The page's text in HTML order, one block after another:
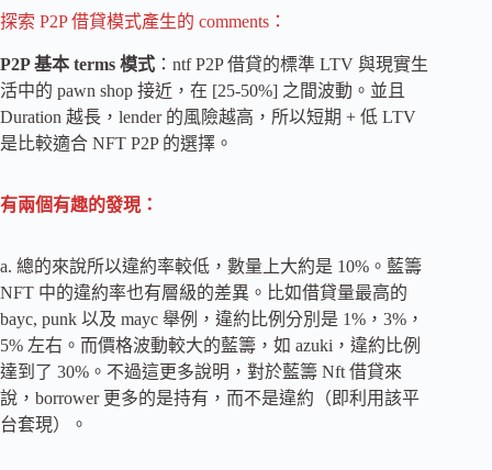
探索 P2P 借貸模式產生的 comments：
P2P 基本 terms 模式 ：ntf P2P 借貸的標準 LTV 與現實生
活中的 pawn shop 接近，在 [25-50%] 之間波動。並且
Duration 越長，lender 的風險越高，所以短期 + 低 LTV
是比較適合 NFT P2P 的選擇。
有兩個有趣的發現：
a. 總的來說所以違約率較低，數量上大約是 10%。藍籌
NFT 中的違約率也有層級的差異。比如借貸量最高的
bayc, punk 以及 mayc 舉例，違約比例分別是 1%，3%，
5% 左右。而價格波動較大的藍籌，如 azuki，違約比例
達到了 30%。不過這更多說明，對於藍籌 Nft 借貸來
說，borrower 更多的是持有，而不是違約（即利用該平
台套現）。